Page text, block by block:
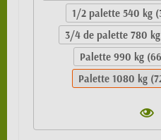
1/2 palette 540 kg
3/4 de palette 780 kg
Palette 990 kg
Palette 1080 kg